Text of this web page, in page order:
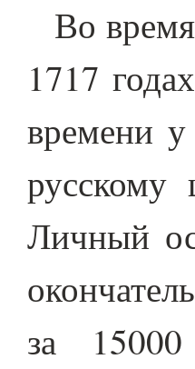
Во
1717
времени
Личный
за